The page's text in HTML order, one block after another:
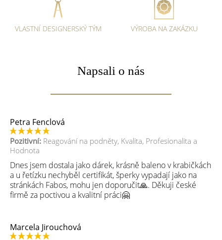
VLASTNÍ DESIGNERSKÝ TÝM VÝROBA NA ZAKÁZKU
Napsali o nás
Petra Fenclová
Pozitivní: Reagování na podněty, Kvalita, Profesionalita a
Hodnota
Dnes jsem dostala jako dárek, krásně baleno v krabičkách
a u řetízku nechyběl certifikát, šperky vypadají jako na
stránkách Fabos, mohu jen doporučit🙏. Děkuji české
firmě za poctivou a kvalitní práci🤗
Marcela Jirouchová